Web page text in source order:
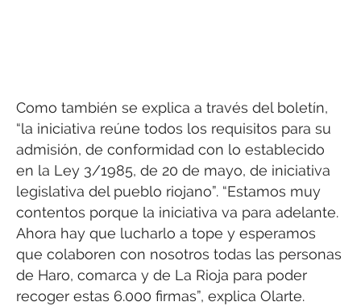
Como también se explica a través del boletín,
“la iniciativa reúne todos los requisitos para su
admisión, de conformidad con lo establecido
en la Ley 3/1985, de 20 de mayo, de iniciativa
legislativa del pueblo riojano”. “Estamos muy
contentos porque la iniciativa va para adelante.
Ahora hay que lucharlo a tope y esperamos
que colaboren con nosotros todas las personas
de Haro, comarca y de La Rioja para poder
recoger estas 6.000 firmas”, explica Olarte.